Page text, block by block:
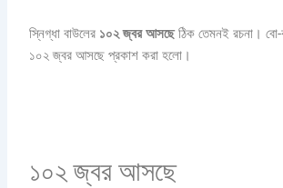
স্নিগ্ধা বাউলের ১০২ জ্বর আসছেঠিক তেমনই রচনা। বো-
১০২ জ্বর আসছে প্রকাশ করা হলো।
১০২ জ্বর আসছে